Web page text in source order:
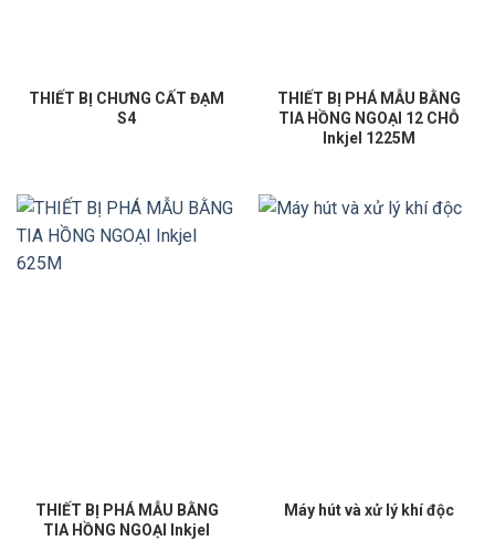
THIẾT BỊ CHƯNG CẤT ĐẠM
S4
THIẾT BỊ PHÁ MẪU BẰNG
TIA HỒNG NGOẠI 12 CHỖ
Inkjel 1225M
THIẾT BỊ PHÁ MẪU BẰNG
TIA HỒNG NGOẠI Inkjel
Máy hút và xử lý khí độc